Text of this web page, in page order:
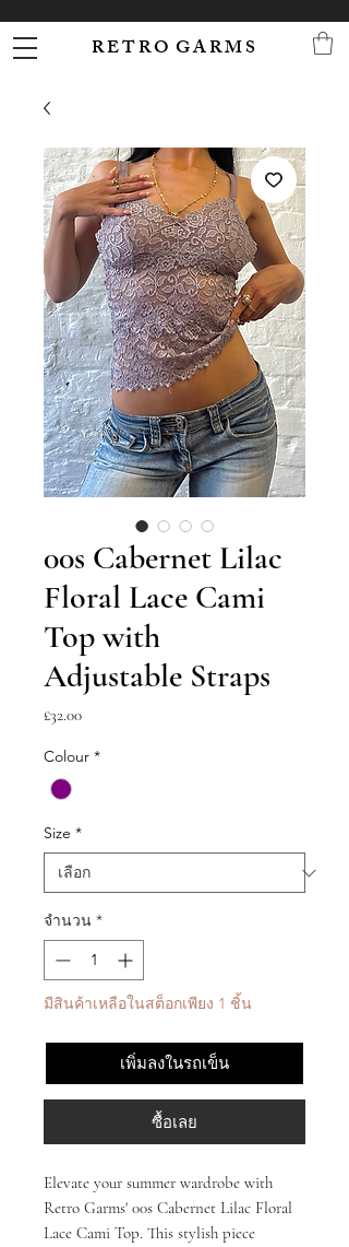
R E T R O G A R M S
00s Cabernet Lilac
Floral Lace Cami
Top with
Adjustable Straps
£32.00ราคา
Colour *
Size *
จำนวน *
มีสินค้าเหลือในสต็อกเพียง 1 ชิ้น
เพิ่มลงในรถเข็น
ซื้อเลย
Elevate your summer wardrobe with
Retro Garms' 00s Cabernet Lilac Floral
Lace Cami Top. This stylish piece